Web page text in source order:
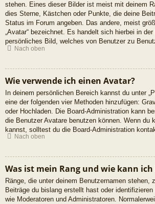
stehen. Eines dieser Bilder ist meist mit deinem
dies Sterne, Kästchen oder Punkte, die deine
Status im Forum angeben. Das andere, meist
„Avatar“ bezeichnet. Es handelt sich hierbei in
persönliches Bild, welches von Benutzer zu
Nach oben
Wie verwende ich einen Avatar?
In deinem persönlichen Bereich kannst du unter
eine der folgenden vier Methoden hinzufügen:
oder Hochladen. Die Board-Administration kann
die Benutzer Avatare benutzen können. Wenn du
kannst, solltest du die Board-Administration
Nach oben
Was ist mein Rang und wie kann
Ränge, die unter deinem Benutzernamen stehen,
Beiträge du bislang erstellt hast oder
wie Moderatoren und Administratoren.